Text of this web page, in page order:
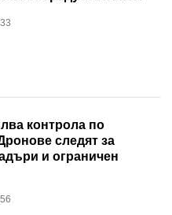
контрола по
следят за
и ограничен